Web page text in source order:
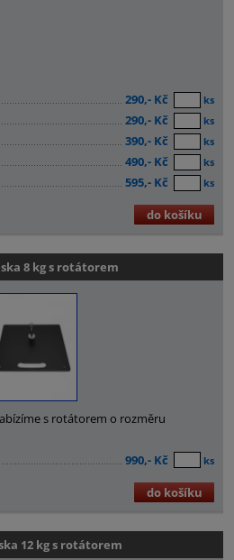
290,- Kč ks
290,- Kč ks
390,- Kč ks
490,- Kč ks
595,- Kč ks
do košíku
8 kg s rotátorem
s rotátorem o rozměru
990,- Kč ks
do košíku
12 kg s rotátorem